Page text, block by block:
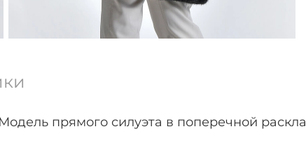
прямого силуэта в поперечной